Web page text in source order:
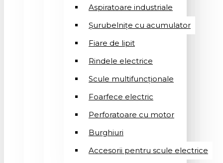
Aspiratoare industriale
Șurubelnițe cu acumulator
Fiare de lipit
Rindele electrice
Scule multifuncționale
Foarfece electric
Perforatoare cu motor
Burghiuri
Accesorii pentru scule electrice